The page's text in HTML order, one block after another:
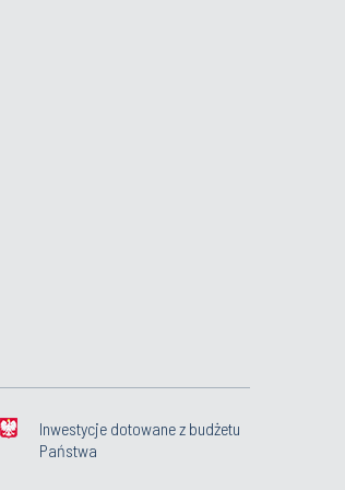
Inwestycje dotowane z budżetu
Państwa